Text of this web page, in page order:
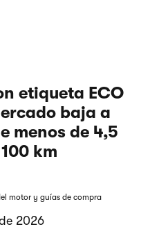
etiqueta ECO
baja a
menos de 4,5
km
motor y guías de compra
2026